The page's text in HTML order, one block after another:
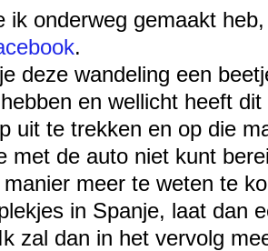
ik onderweg gemaakt
.
deze wandeling een
en wellicht heeft
uit te trekken en op die
met de auto niet kunt
meer te weten te
in Spanje, laat dan
zal dan in het vervolg